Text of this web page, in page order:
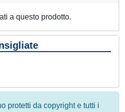
a questo prodotto.
protetti da copyright e tutti i